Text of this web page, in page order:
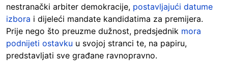
nestranački arbiter demokracije, postavljajući datume
izbora i dijeleći mandate kandidatima za premijera.
Prije nego što preuzme dužnost, predsjednik mora
podnijeti ostavku u svojoj stranci te, na papiru,
predstavljati sve građane ravnopravno.